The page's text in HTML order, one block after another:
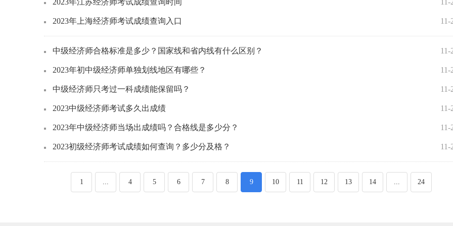
2023年江苏经济师考试成绩查询时间 11-
2023年上海经济师考试成绩查询入口 11-
中级经济师合格标准是多少？国家线和省内线有什么区别？ 11-
2023年初中级经济师单独划线地区有哪些？ 11-
中级经济师只考过一科成绩能保留吗？ 11-
2023中级经济师考试多久出成绩 11-
2023年中级经济师当场出成绩吗？合格线是多少分？ 11-
2023初级经济师考试成绩如何查询？多少分及格？ 11-
1 ... 4 5 6 7 8 9 10 11 12 13 14 ... 24